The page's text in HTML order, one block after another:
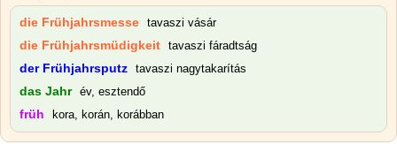
die Frühjahrsmesse tavaszi vásár
die Frühjahrsmüdigkeit tavaszi fáradtság
der Frühjahrsputz tavaszi nagytakarítás
das Jahr év, esztendő
früh kora, korán, korábban